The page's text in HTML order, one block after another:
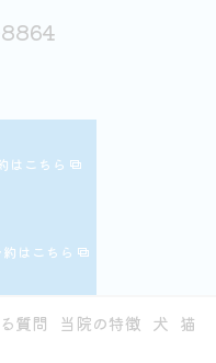
はこちら
はこちら
質問 当院の特徴 犬 猫